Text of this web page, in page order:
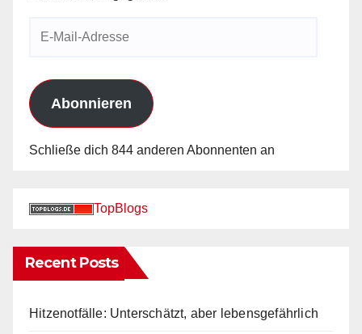
Adresse
Abonnieren
Schließe dich 844 anderen Abonnenten an
TopBlogs
Recent Posts
Hitzenotfälle: Unterschätzt, aber lebensgefährlich